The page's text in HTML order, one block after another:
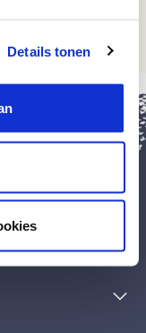
Details tonen